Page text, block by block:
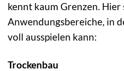
kennt kaum Grenzen. Hier
Anwendungsbereiche, in
voll ausspielen kann:
Trockenbau